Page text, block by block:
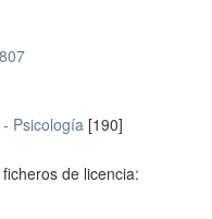
Psicología [190]
de licencia: